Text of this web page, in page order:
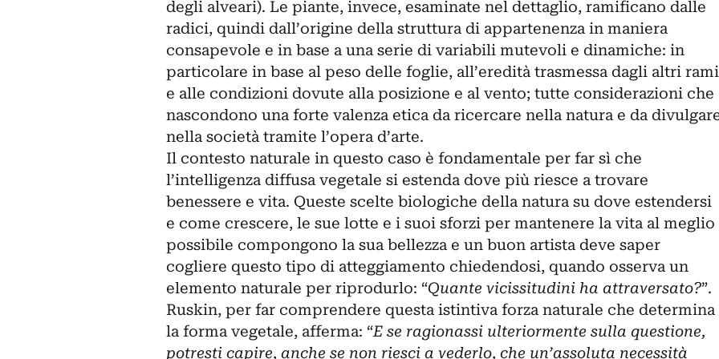
degli alveari). Le piante, invece, esaminate nel dettaglio, ramificano dalle
radici, quindi dall’origine della struttura di appartenenza in maniera
consapevole e in base a una serie di variabili mutevoli e dinamiche: in
particolare in base al peso delle foglie, all’eredità trasmessa dagli altri rami
e alle condizioni dovute alla posizione e al vento; tutte considerazioni che
nascondono una forte valenza etica da ricercare nella natura e da
nella società tramite l’opera d’arte.
Il contesto naturale in questo caso è fondamentale per far sì che
l’intelligenza diffusa vegetale si estenda dove più riesce a trovare
benessere e vita. Queste scelte biologiche della natura su dove estendersi
e come crescere, le sue lotte e i suoi sforzi per mantenere la vita al meglio
possibile compongono la sua bellezza e un buon artista deve saper
cogliere questo tipo di atteggiamento chiedendosi, quando osserva un
elemento naturale per riprodurlo: “Quante vicissitudini ha attraversato?”.
Ruskin, per far comprendere questa istintiva forza naturale che determina
la forma vegetale, afferma: “E se ragionassi ulteriormente sulla questione,
potresti capire, anche se non riesci a vederlo, che un’assoluta necessità